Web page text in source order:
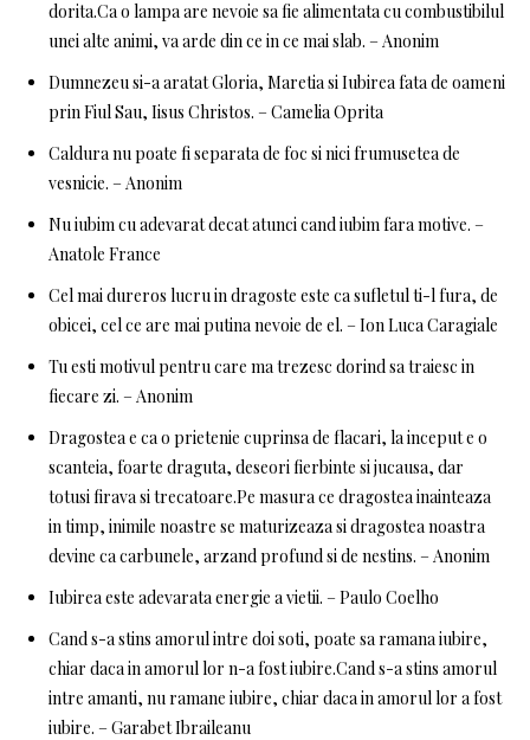
dorita.Ca o lampa are nevoie sa fie alimentata cu combustibilul
unei alte animi, va arde din ce in ce mai slab. – Anonim
Dumnezeu si-a aratat Gloria, Maretia si Iubirea fata de oameni
prin Fiul Sau, Iisus Christos. – Camelia Oprita
Caldura nu poate fi separata de foc si nici frumusetea de
vesnicie. – Anonim
Nu iubim cu adevarat decat atunci cand iubim fara motive. –
Anatole France
Cel mai dureros lucru in dragoste este ca sufletul ti-l fura, de
obicei, cel ce are mai putina nevoie de el. – Ion Luca Caragiale
Tu esti motivul pentru care ma trezesc dorind sa traiesc in
fiecare zi. – Anonim
Dragostea e ca o prietenie cuprinsa de flacari, la inceput e o
scanteia, foarte draguta, deseori fierbinte si jucausa, dar
totusi firava si trecatoare.Pe masura ce dragostea inainteaza
in timp, inimile noastre se maturizeaza si dragostea noastra
devine ca carbunele, arzand profund si de nestins. – Anonim
Iubirea este adevarata energie a vietii. – Paulo Coelho
Cand s-a stins amorul intre doi soti, poate sa ramana iubire,
chiar daca in amorul lor n-a fost iubire.Cand s-a stins amorul
intre amanti, nu ramane iubire, chiar daca in amorul lor a fost
iubire. – Garabet Ibraileanu